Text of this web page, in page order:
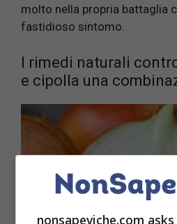
molto nella propria battaglia
fastidioso sintomo.
I rimedi naturali
e cipolla una
nonsapeviche.com